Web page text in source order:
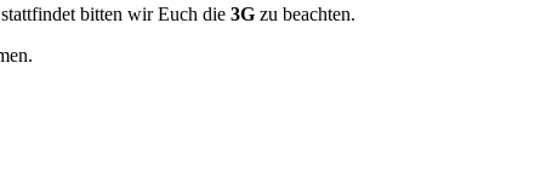
bitten wir Euch die 3G zu beachten.